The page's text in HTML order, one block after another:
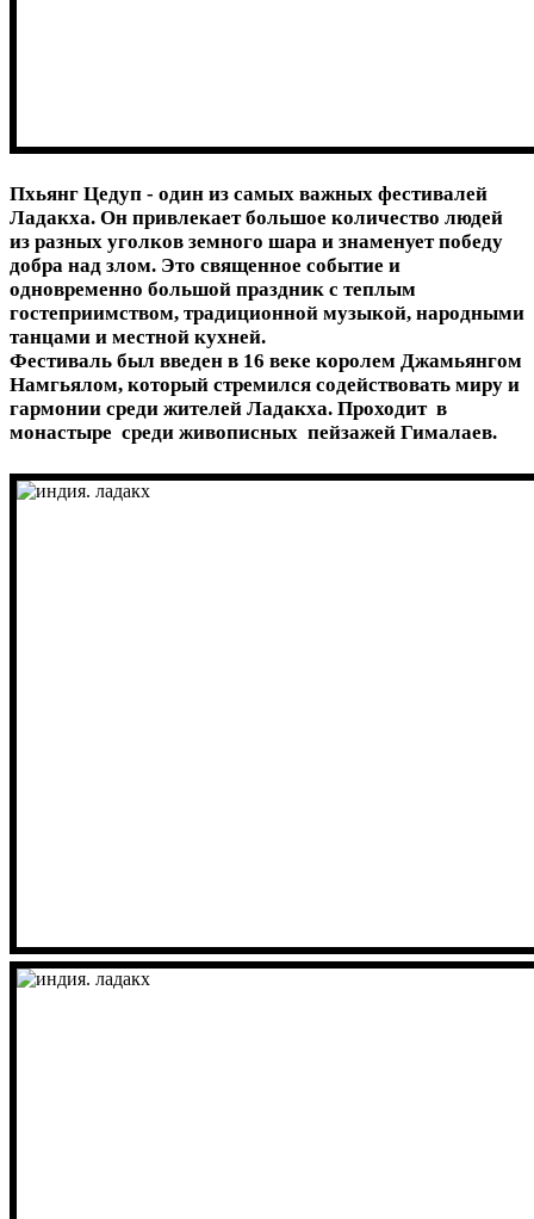
Пхьянг Цедуп - один из самых важных фестивалей
Ладакха. Он привлекает большое количество людей
из разных уголков земного шара и знаменует победу
добра над злом. Это священное событие и
одновременно большой праздник с теплым
гостеприимством, традиционной музыкой, народными
танцами и местной кухней.
Фестиваль был введен в 16 веке королем Джамьянгом
Намгьялом, который стремился содействовать миру и
гармонии среди жителей Ладакха. Проходит в
монастыре среди живописных пейзажей Гималаев.